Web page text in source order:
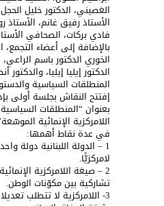
الغصيني، الدكتور خليل
الأستاذ رفيق غانم، الأستاذ
فادي بركات، الصحافي
بالإضافة إلى أعضاء التجمع،
الخوري الدكتور باسم
الدكتور إيليا إيليا، والدكتور
المنطلقات السياسية
إفتتح النقاش بجلسة أولى
بعنوان “المنطلقات
اللامركزية الإنمائية
في عدة نقاط أهمها:
1 – الدولة اللبنانية دولة
لامركزيًّا.
2 – صيغة اللامركزية
تشاركية بين مكوّنات الوطن.
3- اللامركزية لا تتطلب